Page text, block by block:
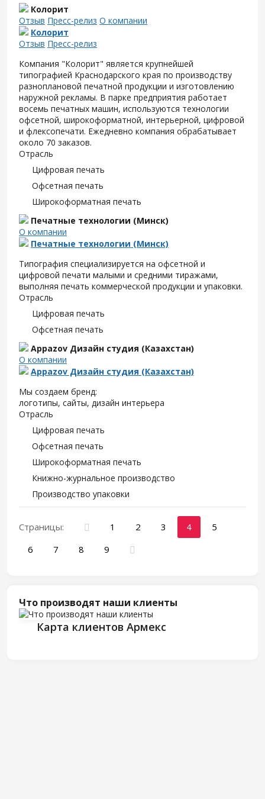
Колорит
Отзыв Пресс-релиз О компании
Колорит
Отзыв Пресс-релиз
Компания "Колорит" является крупнейшей
типографией Краснодарского края по производству
разноплановой печатной продукции и изготовлению
наружной рекламы. В парке предприятия работает
восемь печатных машин, используются технологии
офсетной, широкоформатной, интерьерной, цифровой
и флексопечати. Ежедневно компания обрабатывает
около 70 заказов.
Отрасль
Цифровая печать
Офсетная печать
Широкоформатная печать
Печатные технологии (Минск)
О компании
Печатные технологии (Минск)
Типография специализируется на офсетной и
цифровой печати малыми и средними тиражами,
выполняя печать коммерческой продукции и упаковки.
Отрасль
Цифровая печать
Офсетная печать
Appazov Дизайн студия (Казахстан)
О компании
Appazov Дизайн студия (Казахстан)
Мы создаем бренд:
логотипы, сайты, дизайн интерьера
Отрасль
Цифровая печать
Офсетная печать
Широкоформатная печать
Книжно-журнальное производство
Производство упаковки
Страницы: 1 2 3 4
5
6
7 8 9
Что производят наши клиенты
Карта клиентов Армекс